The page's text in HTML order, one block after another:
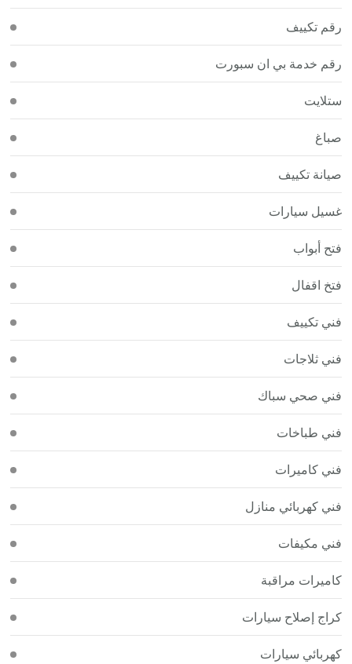
رقم تكييف
رقم خدمة بي ان سبورت
ستلايت
صباغ
صيانة تكييف
غسيل سيارات
فتح أبواب
فتخ اقفال
فني تكييف
فني ثلاجات
فني صحي سباك
فني طباخات
فني كاميرات
فني كهربائي منازل
فني مكيفات
كاميرات مراقبة
كراج إصلاح سيارات
كهربائي سيارات